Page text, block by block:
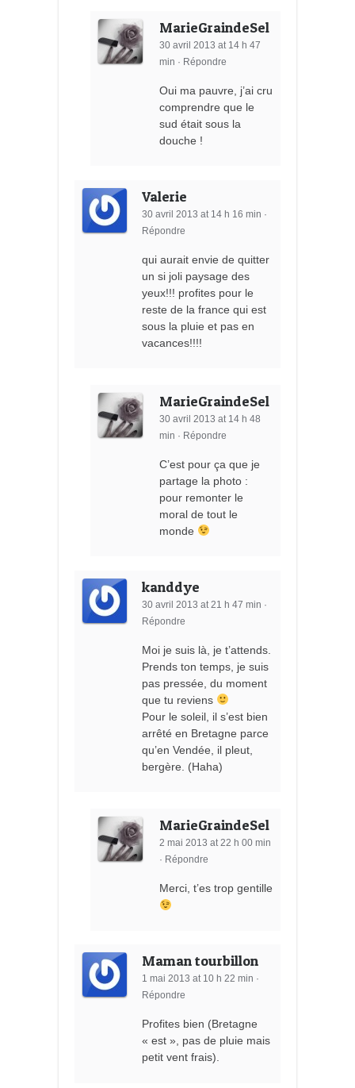
MarieGraindeSel
30 avril 2013 at 14 h 47
min · Répondre
Oui ma pauvre, j’ai cru
comprendre que le
sud était sous la
douche !
Valerie
30 avril 2013 at 14 h 16 min ·
Répondre
qui aurait envie de quitter
un si joli paysage des
yeux!!! profites pour le
reste de la france qui est
sous la pluie et pas en
vacances!!!!
MarieGraindeSel
30 avril 2013 at 14 h 48
min · Répondre
C’est pour ça que je
partage la photo :
pour remonter le
moral de tout le
monde
kanddye
30 avril 2013 at 21 h 47 min ·
Répondre
Moi je suis là, je t’attends.
Prends ton temps, je suis
pas pressée, du moment
que tu reviens
Pour le soleil, il s’est bien
arrêté en Bretagne parce
qu’en Vendée, il pleut,
bergère. (Haha)
MarieGraindeSel
2 mai 2013 at 22 h 00 min
· Répondre
Merci, t’es trop gentille
Maman tourbillon
1 mai 2013 at 10 h 22 min ·
Répondre
Profites bien (Bretagne
« est », pas de pluie mais
petit vent frais).